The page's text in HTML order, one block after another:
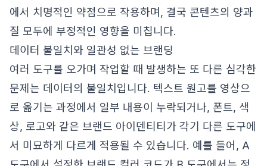
에서 치명적인 약점으로 작용하며, 결국 콘텐츠의 양과
질 모두에 부정적인 영향을 미칩니다.
데이터 불일치와 일관성 없는 브랜딩
여러 도구를 오가며 작업할 때 발생하는 또 다른 심각한
문제는 데이터의 불일치입니다. 텍스트 원고를 영상으
로 옮기는 과정에서 일부 내용이 누락되거나, 폰트, 색
상, 로고와 같은 브랜드 아이덴티티가 각기 다른 도구에
서 미묘하게 다르게 적용될 수 있습니다. 예를 들어, A